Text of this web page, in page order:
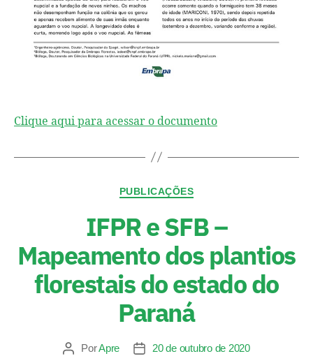
Clique aqui para acessar o documento
PUBLICAÇÕES
IFPR e SFB –
Mapeamento dos plantios
florestais do estado do
Paraná
PorApre 20 de outubro de 2020